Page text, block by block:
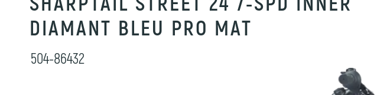
DIAMANT BLEU PRO MAT
504-86432